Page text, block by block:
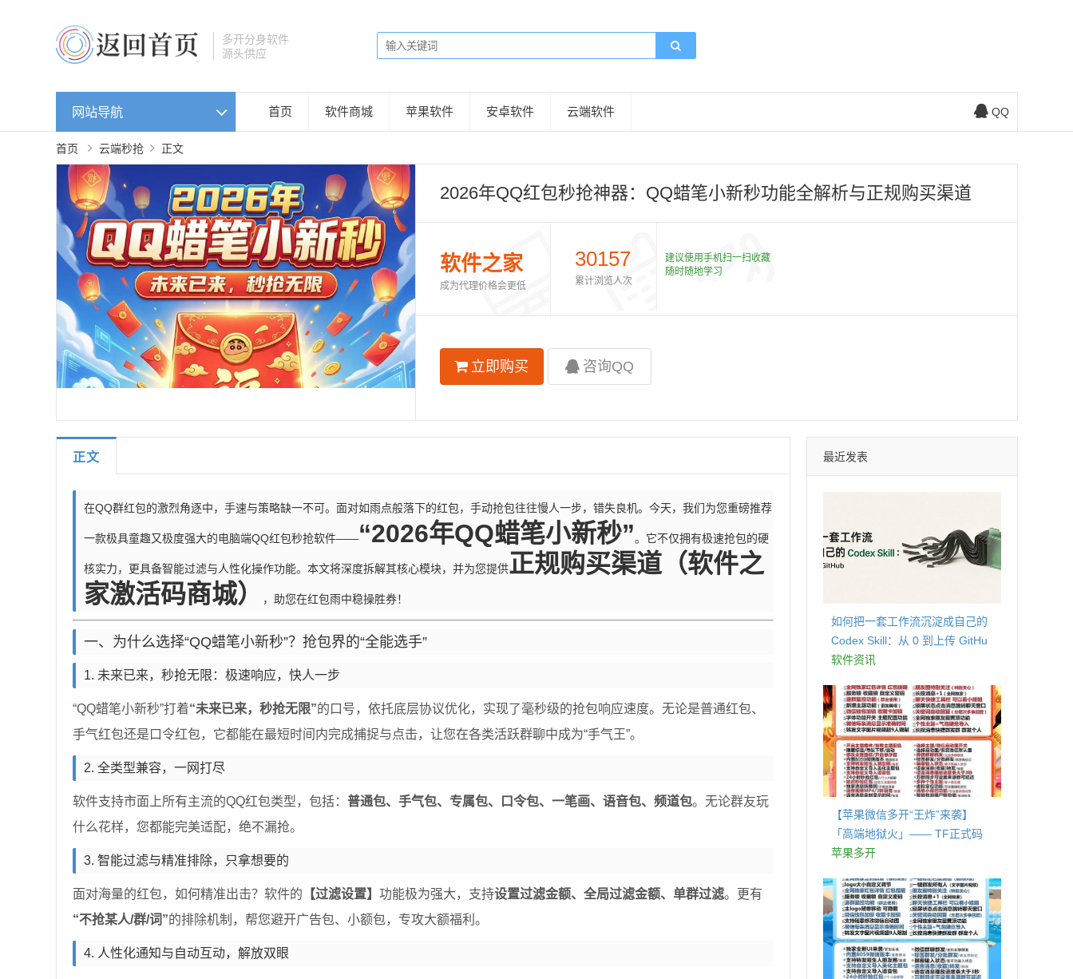
多开分身软件
源头供应
网站导航 首页 软件商城 苹果软件 安卓软件 云端软件 QQ
首页 云端秒抢 正文
2026年QQ红包秒抢神器：QQ蜡笔小新秒功能全解析与正规购买渠道
软件之家
成为代理价格会更低
30157
累计浏览人次
建议使用手机扫一扫收藏
随时随地学习
立即购买 咨询QQ
正文
在QQ群红包的激烈角逐中，手速与策略缺一不可。面对如雨点般落下的红包，手动抢包往往慢人一步，错失良机。今天，我们为您重磅推荐
一款极具童趣又极度强大的电脑端QQ红包秒抢软件——“2026年QQ蜡笔小新秒”。它不仅拥有极速抢包的硬
核实力，更具备智能过滤与人性化操作功能。本文将深度拆解其核心模块，并为您提供正规购买渠道（软件之
家激活码商城）
，助您在红包雨中稳操胜券！
一、为什么选择“QQ蜡笔小新秒”？抢包界的“全能选手”
1. 未来已来，秒抢无限：极速响应，快人一步
“QQ蜡笔小新秒”打着“未来已来，秒抢无限”的口号，依托底层协议优化，实现了毫秒级的抢包响应速度。无论是普通红包、
手气红包还是口令红包，它都能在最短时间内完成捕捉与点击，让您在各类活跃群聊中成为“手气王”。
2. 全类型兼容，一网打尽
软件支持市面上所有主流的QQ红包类型，包括： 普通包、手气包、专属包、口令包、一笔画、语音包、频道包。无论群友玩
什么花样，您都能完美适配，绝不漏抢。
3. 智能过滤与精准排除，只拿想要的
面对海量的红包，如何精准出击？软件的 【过滤设置】 功能极为强大，支持设置过滤金额、全局过滤金额、单群过滤。更有
“不抢某人/群/词”的排除机制，帮您避开广告包、小额包，专攻大额福利。
4. 人性化通知与自动互动，解放双眼
最近发表
如何把一套工作流沉淀成自己的
Codex Skill：从 0 到上传 GitHu
b
软件资讯
【苹果微信多开“王炸”来袭】
「高端地狱火」—— TF正式码
+斗战神8073包，7天退换，安全
苹果多开